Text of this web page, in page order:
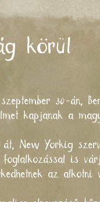
körül
30-án,
kapjanak a
át, New Yorkig
is
az